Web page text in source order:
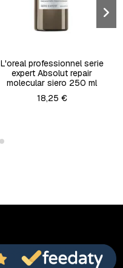
L'oreal professionnel serie
expert Absolut repair
molecular siero 250 ml
18,25 €